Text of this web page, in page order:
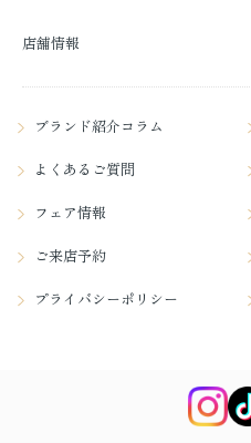
店舗情報
ブランド紹介コラム
よくあるご質問
フェア情報
ご来店予約
プライバシーポリシー